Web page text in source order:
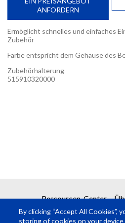
ANFORDERN
Ermöglicht schnelles und einfaches
Zubehör
Farbe entspricht dem Gehäuse des
Zubehörhalterung
515910320000
Pflichtfelder *
Ressourcen-Center
By clicking “Accept All Cookies”,
storing of cookies on your